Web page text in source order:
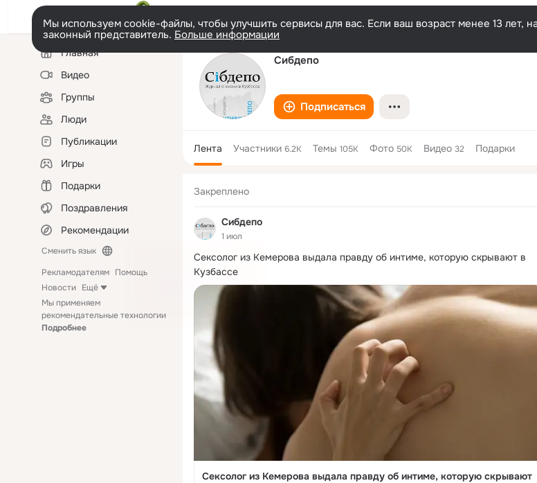
Мы используем cookie-файлы, чтобы улучшить сервисы для вас. Если ваш возраст менее 13 лет,
законный представитель. Больше информации
Левая
колонкаГлавная
Видео
Группы
Люди
Публикации
Игры
Подарки
Поздравления
Рекомендации
Сменить язык
Рекламодателям Помощь
Новости Ещё
Мы применяем
рекомендательные технологии
Подробнее
Сибдепо
Подписаться
Лента Участники 6.2K Темы 105K Фото 50K Видео 32 Подарки
Закреплено
Сибдепо
1 июл
Сексолог из Кемерова выдала правду об интиме, которую скрывают в
Кузбассе
Сексолог из Кемерова выдала правду об интиме, которую скрывают